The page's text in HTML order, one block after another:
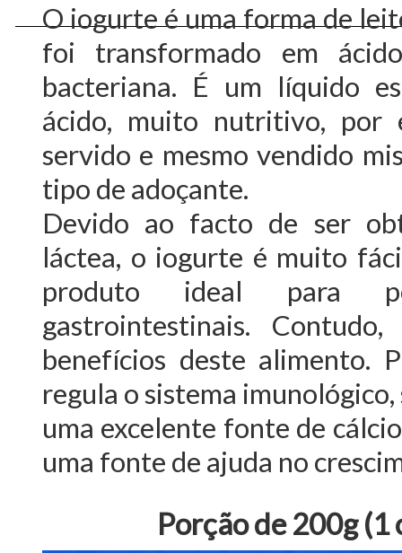
O iogurte é uma forma de
foi transformado em
bacteriana. É um líquido
ácido, muito nutritivo, por
servido e mesmo vendido
tipo de adoçante.
Devido ao facto de ser
láctea, o iogurte é muito
produto ideal para
gastrointestinais.
benefícios deste alimento.
regula o sistema
uma excelente fonte de
uma fonte de ajuda no
Porção de 200g (1